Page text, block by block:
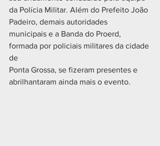
da Polícia Militar. Além do Prefeito João
Padeiro, demais autoridades
municipais e a Banda do Proerd,
formada por policiais militares da cidade
de
Ponta Grossa, se fizeram presentes e
abrilhantaram ainda mais o evento.